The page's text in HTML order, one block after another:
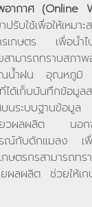
อากาศ (Online
ปรับใช้เพื่อให้เหมา
ารเกษตร เพื่อน
ามารถทราบสภา
น้ำฝน อุณหภูมิ
ก็บบันทึกข้อมูลส
บนระบบฐานข้อ
ยวผลผลิต นอกจ
ณ์กับดักแมลง เ
กษตรกรสามารถท
ยผลผลิต ช่วยให้เ